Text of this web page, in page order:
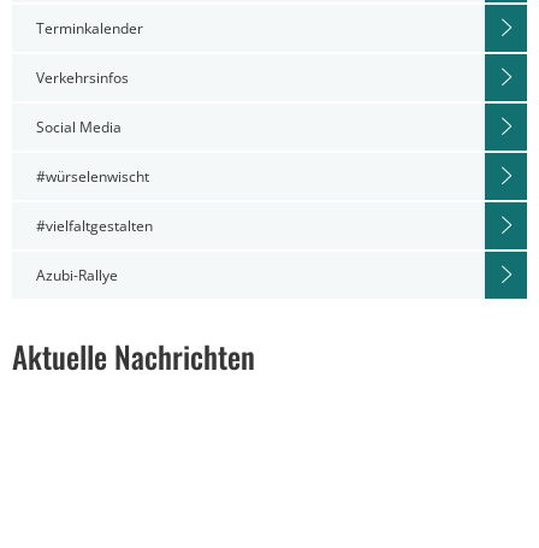
Terminkalender
Verkehrsinfos
Social Media
#würselenwischt
#vielfaltgestalten
Azubi-Rallye
Aktuelle Nachrichten